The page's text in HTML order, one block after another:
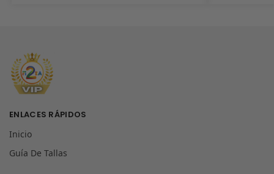
ENLACES RÁPIDOS
Inicio
Guía De Tallas